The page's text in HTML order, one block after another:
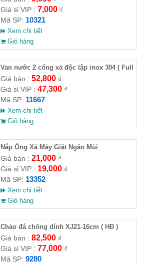
Giá sỉ VIP : 7,000₫
Mã SP: 10321
Xem chi tiết
Giỏ hàng
Van nước 2 cổng xả độc lập inox 304 ( Full
VAT )
Giá bán : 52,800₫
Giá sỉ VIP : 47,300₫
Mã SP: 11667
Xem chi tiết
Giỏ hàng
Nắp Ống Xả Máy Giặt Ngăn Mùi
Giá bán : 21,000₫
Giá sỉ VIP : 19,000₫
Mã SP: 13352
Xem chi tiết
Giỏ hàng
Chảo đá chống dính XJ21-16cm ( HĐ )
Giá bán : 82,500₫
Giá sỉ VIP : 77,000₫
Mã SP: 9280